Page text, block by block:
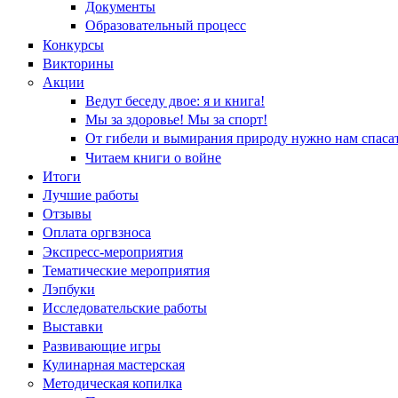
Документы
Образовательный процесс
Конкурсы
Викторины
Акции
Ведут беседу двое: я и книга!
Мы за здоровье! Мы за спорт!
От гибели и вымирания природу нужно нам
Читаем книги о войне
Итоги
Лучшие работы
Отзывы
Оплата оргвзноса
Экспресс-мероприятия
Тематические мероприятия
Лэпбуки
Исследовательские работы
Выставки
Развивающие игры
Кулинарная мастерская
Методическая копилка